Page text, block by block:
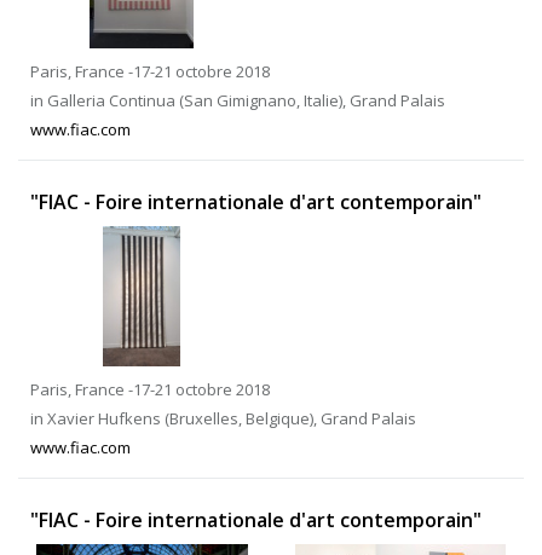
Paris, France -17-21 octobre 2018
in Galleria Continua (San Gimignano, Italie), Grand Palais
www.fiac.com
"FIAC - Foire internationale d'art contemporain"
Paris, France -17-21 octobre 2018
in Xavier Hufkens (Bruxelles, Belgique), Grand Palais
www.fiac.com
"FIAC - Foire internationale d'art contemporain"